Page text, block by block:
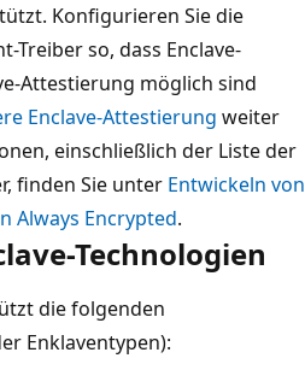
Konfigurieren Sie die
Treiber so, dass Enclave-
Attestierung möglich sind
Enclave-Attestierung weiter
einschließlich der Liste der
finden Sie unter Entwickeln von
Always Encrypted.
Technologien
die folgenden
Enklaventypen):